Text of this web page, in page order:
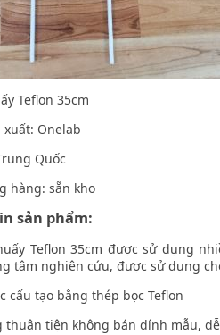
Teflon 35cm
xuất: Onelab
Quốc
hàng: sẵn kho
sản phẩm:
Teflon 35cm được sử dụng
tâm nghiên cứu, được sử dụng
cấu tạo bằng thép bọc Teflon
thuận tiện không bán dính mẫu,